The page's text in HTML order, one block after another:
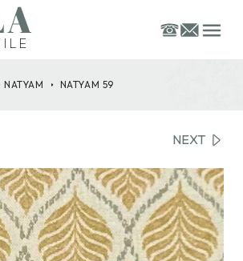
NATYAM NATYAM 59
NEXT